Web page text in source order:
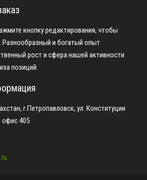
кнопку редактирования, чтобы
Разнообразный и богатый опыт
рост и сфера нашей активности
позиций.
г.Петропавловск, ул. Конституции
офис 405